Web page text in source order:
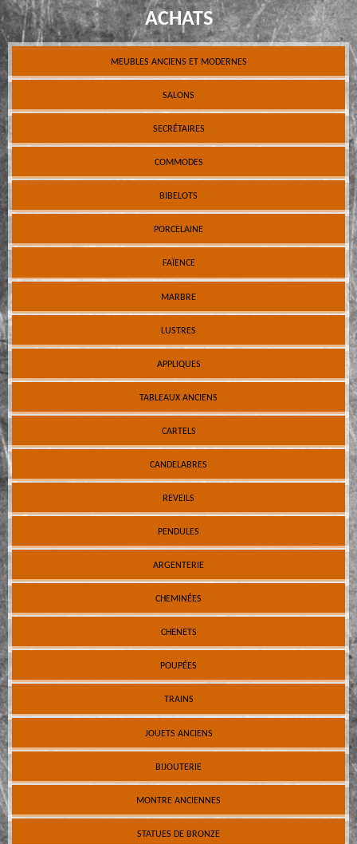
ACHATS
MEUBLES ANCIENS ET MODERNES
SALONS
SECRÉTAIRES
COMMODES
BIBELOTS
PORCELAINE
FAÏENCE
MARBRE
LUSTRES
APPLIQUES
TABLEAUX ANCIENS
CARTELS
CANDELABRES
REVEILS
PENDULES
ARGENTERIE
CHEMINÉES
CHENETS
POUPÉES
TRAINS
JOUETS ANCIENS
BIJOUTERIE
MONTRE ANCIENNES
STATUES DE BRONZE